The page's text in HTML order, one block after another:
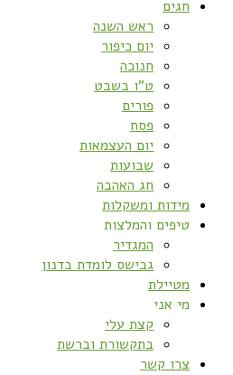
חגים
ראש השנה
יום כיפור
חנוכה
ט”ו בשבט
פורים
פסח
יום העצמאות
שבועות
חג האהבה
מידות ומשקלות
טיפים והמלצות
המגדיר
גבישס לומדת בדנון
מטיילת
מי אני
קצת עלי
בתקשורת וברשת
צרו קשר